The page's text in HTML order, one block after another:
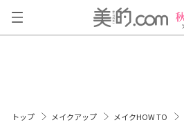
トップ メイクアップ メイクHOW TO